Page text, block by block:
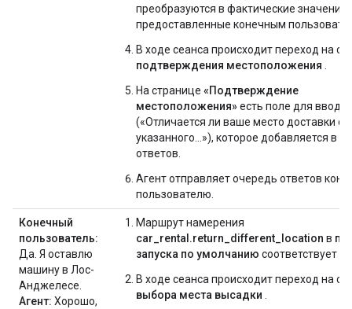
преобразуются в фактические значения,
предоставленные конечным
В ходе сеанса происходит переход на
подтверждения местоположения
На странице «Подтверждение
местоположения»есть поле для ввода
(«Отличается ли ваше место доставки от
указанного...»), которое добавляется в
ответов.
Агент отправляет очередь ответов
пользователю.
Конечный
пользователь:
Да. Я оставлю
машину в Лос-
Анджелесе.
Агент: Хорошо,
Маршрут намерения
car_rental.return_different_location в
запуска по умолчанию соответствует
В ходе сеанса происходит переход на
выбора места высадки